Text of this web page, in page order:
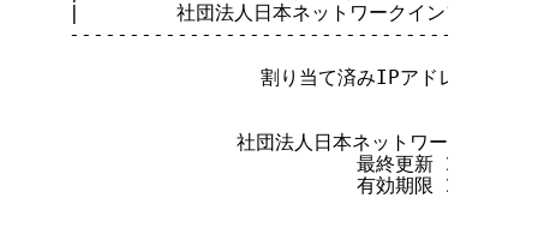
|        社団法人日本ネットワークインフォ
割り当て済みIPアドレスの返却
社団法人日本ネットワークインフ
最終更新 2001年
有効期限 2002年